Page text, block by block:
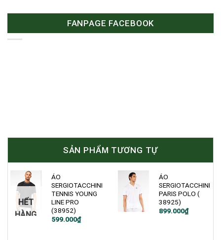
FANPAGE FACEBOOK
SẢN PHẨM TƯƠNG TỰ
HẾT
HÀNG
ÁO
SERGIOTACCHINI
TENNIS YOUNG
LINE PRO
(38952)
Giá
599.000₫
Giá
ÁO
SERGIOTACCHINI
PARIS POLO (
38925)
899.000₫